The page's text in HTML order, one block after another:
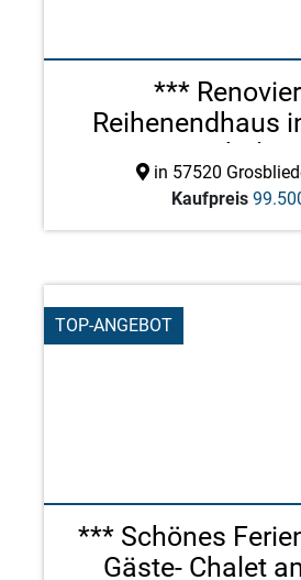
***
Reihenendhaus
Wohnla ...
in 57520
Kaufpreis
TOP-ANGEBOT
*** Schönes
Gäste- Chalet